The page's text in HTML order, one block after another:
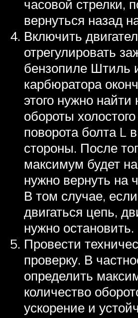
часовой стрелки,
вернуться назад
Включить
отрегулировать
бензопиле Штиль
карбюратора
этого нужно
обороты
поворота болта L
стороны. После
максимум будет
нужно вернуть на
В том случае,
двигаться цепь,
нужно остановить.
Провести
проверку. В
определить
количество
ускорение и